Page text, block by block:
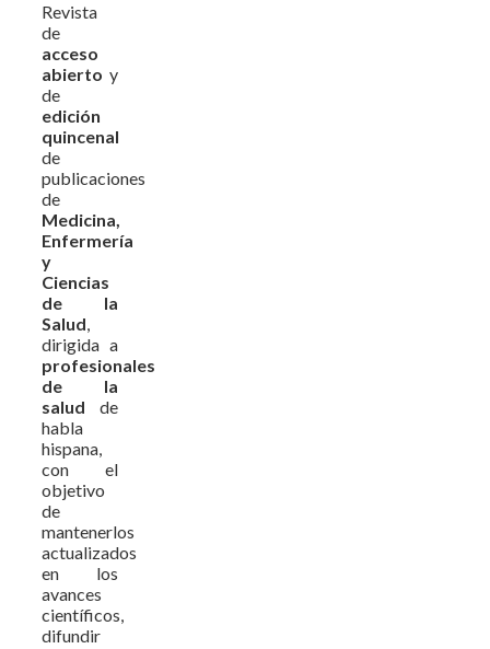
Revista
de
acceso
abierto y
de
edición
quincenal
de
publicaciones
de
Medicina,
Enfermería
y
Ciencias
de la
Salud,
dirigida a
profesionales
de la
salud de
habla
hispana,
con el
objetivo
de
mantenerlos
actualizados
en los
avances
científicos,
difundir